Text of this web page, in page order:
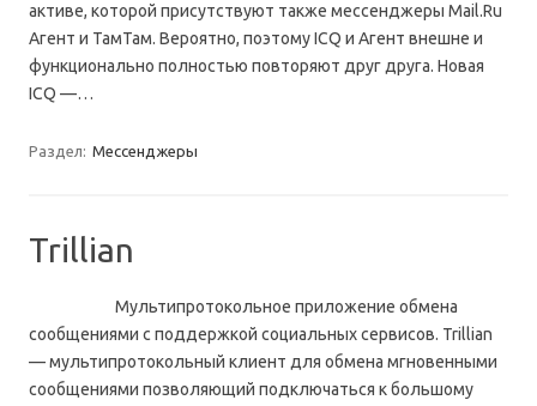
активе, которой присутствуют также мессенджеры Mail.Ru
Агент и ТамТам. Вероятно, поэтому ICQ и Агент внешне и
функционально полностью повторяют друг друга. Новая
ICQ —…
Раздел: Мессенджеры
Trillian
Мультипротокольное приложение обмена
сообщениями с поддержкой социальных сервисов. Trillian
— мультипротокольный клиент для обмена мгновенными
сообщениями позволяющий подключаться к большому